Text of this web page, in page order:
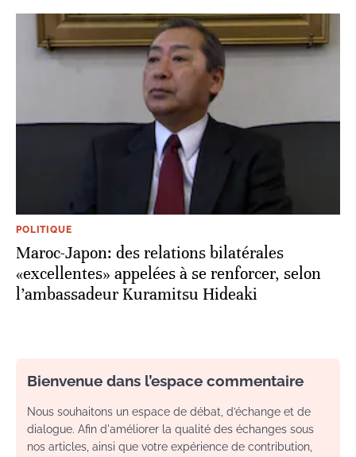
POLITIQUE
Maroc-Japon: des relations bilatérales
«excellentes» appelées à se renforcer, selon
l’ambassadeur Kuramitsu Hideaki
Bienvenue dans l’espace commentaire
Nous souhaitons un espace de débat, d’échange et de
dialogue. Afin d'améliorer la qualité des échanges sous
nos articles, ainsi que votre expérience de contribution,